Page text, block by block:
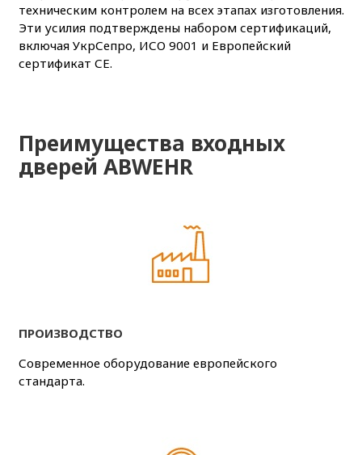
техническим контролем на всех этапах изготовления.
Эти усилия подтверждены набором сертификаций,
включая УкрСепро, ИСО 9001 и Европейский
сертификат СЕ.
Преимущества входных
дверей ABWEHR
ПРОИЗВОДСТВО
Современное оборудование европейского
стандарта.